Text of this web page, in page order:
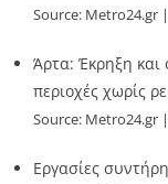
Source: Metro24.gr
Άρτα: Έκρηξη
περιοχές χωρίς
Source: Metro24.gr
Εργασίες